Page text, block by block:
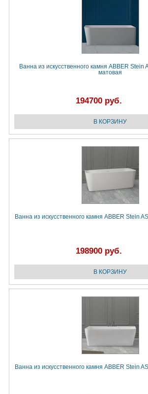
Ванна из искусственного камня ABBER Stein
матовая
194700 руб.
Ванна из искусственного камня ABBER Stein
198900 руб.
Ванна из искусственного камня ABBER Stein